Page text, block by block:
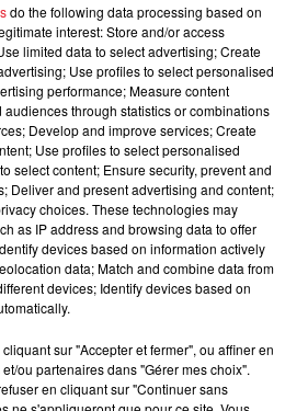
1 min 18 sec
du 02.06.2026
do the following data processing based on
interest: Store and/or access
limited data to select advertising; Create
Use profiles to select personalised
performance; Measure content
through statistics or combinations
Develop and improve services; Create
Use profiles to select personalised
select content; Ensure security, prevent and
Deliver and present advertising and content;
choices. These technologies may
as IP address and browsing data to offer
devices based on information actively
data; Match and combine data from
devices; Identify devices based on
sur "Accepter et fermer", ou affiner en
ou partenaires dans "Gérer mes choix".
en cliquant sur "Continuer sans